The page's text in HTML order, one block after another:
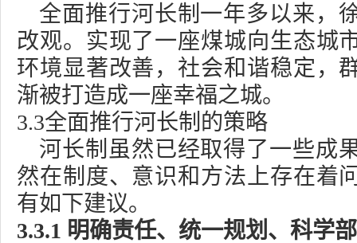
全面推行河长制一年多以来，
改观。实现了一座煤城向生态城
环境显著改善，社会和谐稳定，
渐被打造成一座幸福之城。
3.3全面推行河长制的策略
河长制虽然已经取得了一些成
然在制度、意识和方法上存在着
有如下建议。
3.3.1 明确责任、统一规划、科学